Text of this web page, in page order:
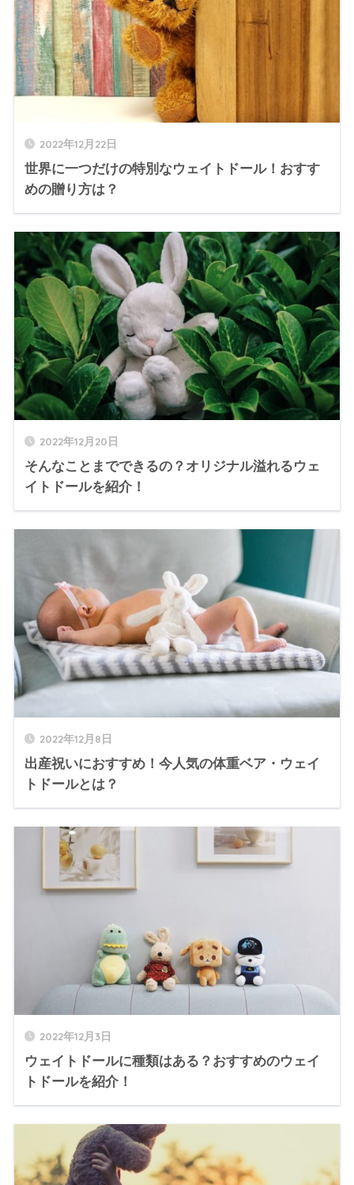
2022年12月22日
世界に一つだけの特別なウェイトドール！おすす
めの贈り方は？
2022年12月20日
そんなことまでできるの？オリジナル溢れるウェ
イトドールを紹介！
2022年12月8日
出産祝いにおすすめ！今人気の体重ベア・ウェイ
トドールとは？
2022年12月3日
ウェイトドールに種類はある？おすすめのウェイ
トドールを紹介！